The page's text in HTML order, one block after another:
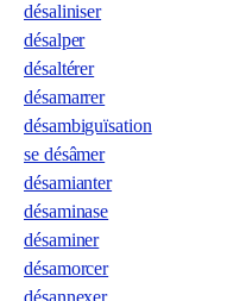
désaliniser
désalper
désaltérer
désamarrer
désambiguïsation
se désâmer
désamianter
désaminase
désaminer
désamorcer
désannexer